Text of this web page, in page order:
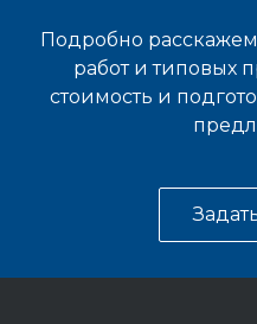
Подробно
работ и типовых
стоимость и